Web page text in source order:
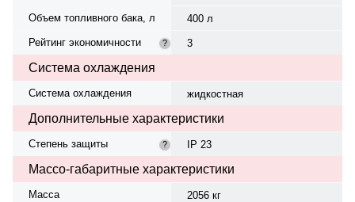
Объем топливного бака, л
400 л
Рейтинг экономичности
? 3
Система охлаждения
Система охлаждения жидкостная
Дополнительные характеристики
Степень защиты ? IP 23
Массо-габаритные характеристики
Масса
2056 кг